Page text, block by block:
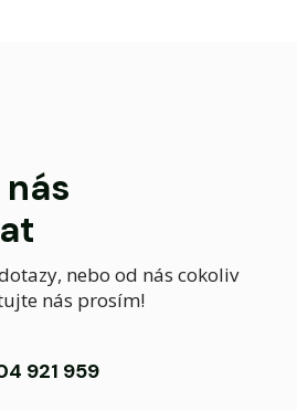
nebo od nás cokoliv
nás prosím!
921 959